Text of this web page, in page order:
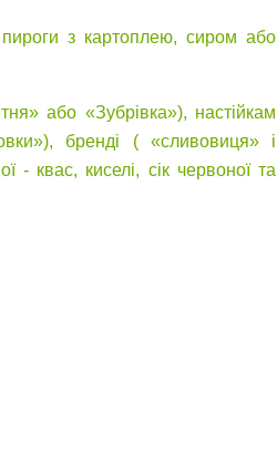
з картоплею, сиром або
або «Зубрівка»), настійкам
бренді ( «сливовиця» і
- квас, киселі, сік червоної та